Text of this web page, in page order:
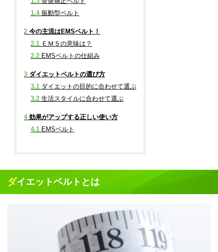
1.4振動型ベルト
2 今の主流はEMSベルト！
2.1 ＥＭＳの意味は？
2.2 EMSベルトの仕組み
3 ダイエットベルトの選び方
3.1 ダイエットの目的に合わせて選ぶ
3.2 生活スタイルに合わせて選ぶ
4効果がアップする正しい使い方
4.1 EMSベルト
ダイエットベルトとは